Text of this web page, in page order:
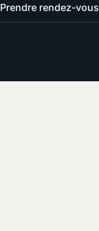
Prendre rendez-vous